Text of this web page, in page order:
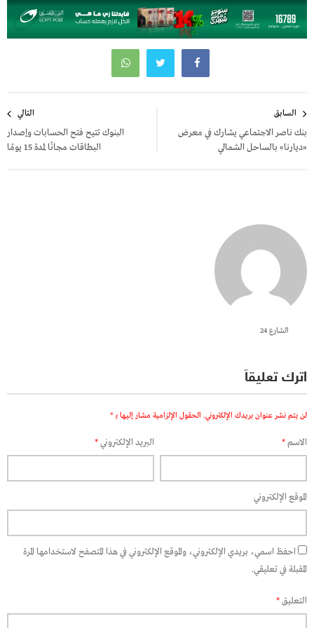
المقالات
السابق
بنك ناصر الاجتماعي يشارك في معرض
«ديارنا» بالساحل الشمالي
التالي
البنوك تتيح فتح الحسابات وإصدار
البطاقات مجانًا لمدة 15 يومًا
الشارع 24
اترك تعليقاً
لن يتم نشر عنوان بريدك الإلكتروني. الحقول الإلزامية مشار إليها بـ *
الاسم* البريد الإلكتروني*
الموقع الإلكتروني
احفظ اسمي، بريدي الإلكتروني، والموقع الإلكتروني في هذا المتصفح لاستخدامها المرة
المقبلة في تعليقي.
التعليق*